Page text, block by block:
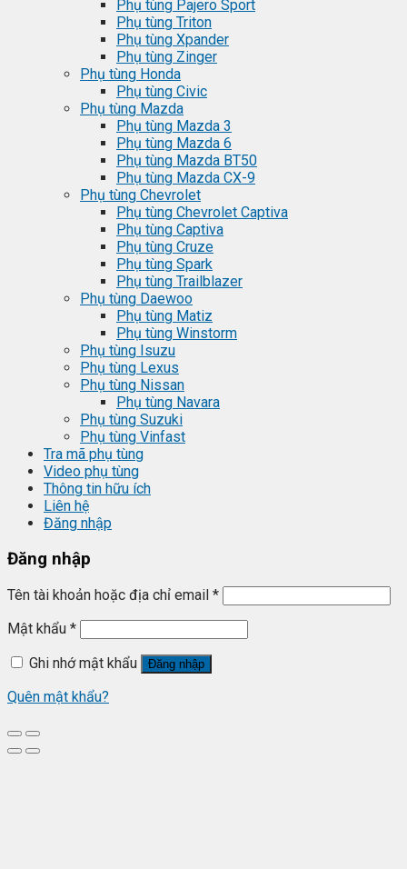
Phụ tùng Pajero Sport
Phụ tùng Triton
Phụ tùng Xpander
Phụ tùng Zinger
Phụ tùng Honda
Phụ tùng Civic
Phụ tùng Mazda
Phụ tùng Mazda 3
Phụ tùng Mazda 6
Phụ tùng Mazda BT50
Phụ tùng Mazda CX-9
Phụ tùng Chevrolet
Phụ tùng Chevrolet Captiva
Phụ tùng Captiva
Phụ tùng Cruze
Phụ tùng Spark
Phụ tùng Trailblazer
Phụ tùng Daewoo
Phụ tùng Matiz
Phụ tùng Winstorm
Phụ tùng Isuzu
Phụ tùng Lexus
Phụ tùng Nissan
Phụ tùng Navara
Phụ tùng Suzuki
Phụ tùng Vinfast
Tra mã phụ tùng
Video phụ tùng
Thông tin hữu ích
Liên hệ
Đăng nhập
Đăng nhập
Tên tài khoản hoặc địa chỉ email *
Mật khẩu *
Ghi nhớ mật khẩu
Đăng nhập
Quên mật khẩu?